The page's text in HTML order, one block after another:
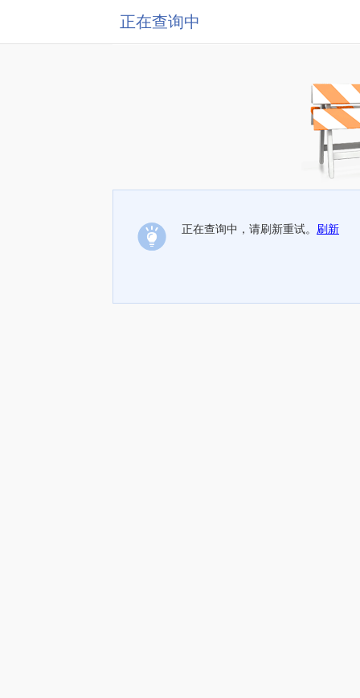
正在查询中
正在查询中，请刷新重试。 刷新